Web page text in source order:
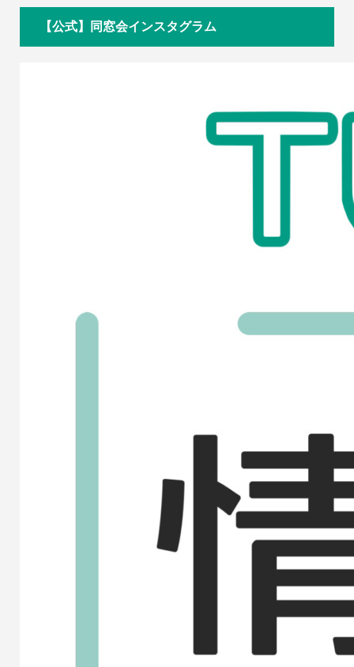
【公式】同窓会インスタグラム